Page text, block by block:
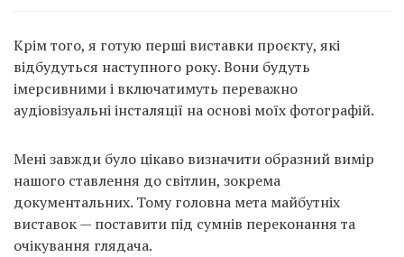
Крім того, я готую перші виставки проєкту, які
відбудуться наступного року. Вони будуть
імерсивними і включатимуть переважно
аудіовізуальні інсталяції на основі моїх фотографій.
Мені завжди було цікаво визначити образний вимір
нашого ставлення до світлин, зокрема
документальних. Тому головна мета майбутніх
виставок — поставити під сумнів переконання та
очікування глядача.